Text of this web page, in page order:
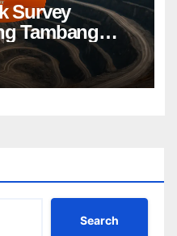
Survey
Tambang
& Akurat
Search